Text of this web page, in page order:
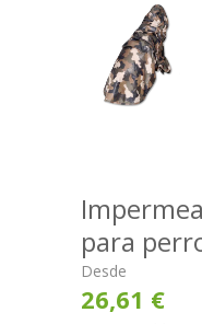
para
Desde
26,61 €